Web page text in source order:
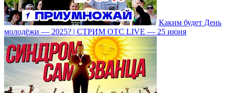
Каким будет День
молодёжи — 2025? | СТРИМ ОТС LIVE — 25 июня